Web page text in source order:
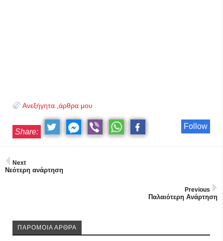
Ανεξήγητα. άρθρα μου
Follow
Share:
Next
Νεότερη ανάρτηση
Previous
Παλαιότερη Ανάρτηση
ΠΑΡΟΜΟΙΑ ΑΡΘΡΑ